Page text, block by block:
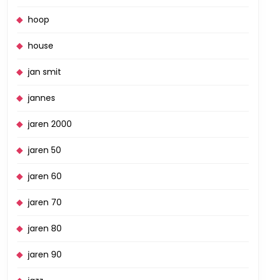
hoop
house
jan smit
jannes
jaren 2000
jaren 50
jaren 60
jaren 70
jaren 80
jaren 90